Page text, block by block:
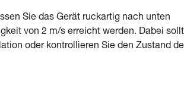
Sie das Gerät ruckartig nach unten
von 2 m/s erreicht werden. Dabei
oder kontrollieren Sie den Zustand